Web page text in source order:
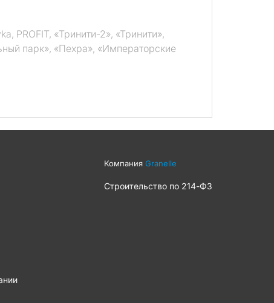
PROFIT, «Тринити-2», «Тринити»,
парк», «Пехра», «Императорские
Компания Granelle
Строительство по 214-ФЗ